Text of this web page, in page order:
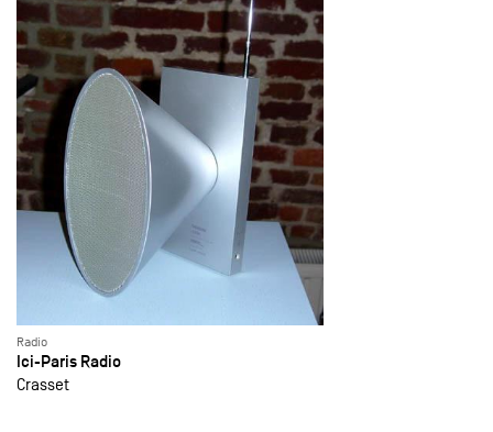
Radio
Ici-Paris Radio
Crasset